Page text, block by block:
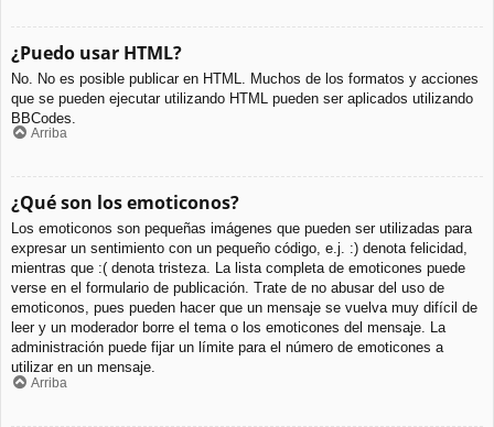
¿Puedo usar HTML?
No. No es posible publicar en HTML. Muchos de los formatos y acciones
que se pueden ejecutar utilizando HTML pueden ser aplicados utilizando
BBCodes.
Arriba
¿Qué son los emoticonos?
Los emoticonos son pequeñas imágenes que pueden ser utilizadas para
expresar un sentimiento con un pequeño código, e.j. :) denota felicidad,
mientras que :( denota tristeza. La lista completa de emoticones puede
verse en el formulario de publicación. Trate de no abusar del uso de
emoticonos, pues pueden hacer que un mensaje se vuelva muy difícil de
leer y un moderador borre el tema o los emoticones del mensaje. La
administración puede fijar un límite para el número de emoticones a
utilizar en un mensaje.
Arriba